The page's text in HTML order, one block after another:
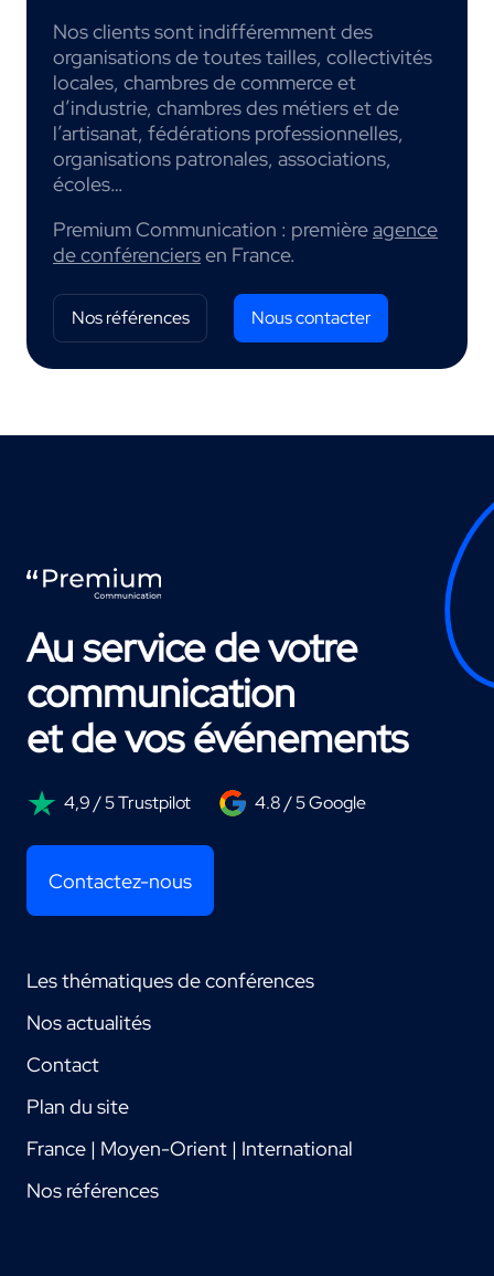
Nos clients sont indifféremment des
organisations de toutes tailles, collectivités
locales, chambres de commerce et
d’industrie, chambres des métiers et de
l’artisanat, fédérations professionnelles,
organisations patronales, associations,
écoles…
Premium Communication : premièreagence
de conférenciersen France.
Nos références Nous contacter
Au service de votre
communication
et de vos événements
4,9 / 5 Trustpilot 4.8 / 5 Google
Contactez-nous
Les thématiques de conférences
Nos actualités
Contact
Plan du site
France | Moyen-Orient | International
Nos références